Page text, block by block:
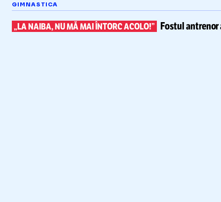
GIMNASTICA
„LA NAIBA, NU MĂ MAI ÎNTORC ACOLO!” Fostul